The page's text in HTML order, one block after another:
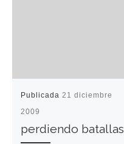
Publicada21 diciembre
2009
perdiendo batallas